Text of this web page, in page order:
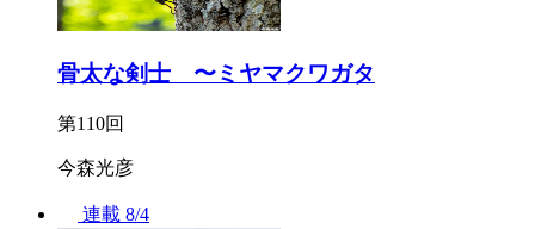
骨太な剣士 〜ミヤマクワガタ
第110回
今森光彦
連載 8/4